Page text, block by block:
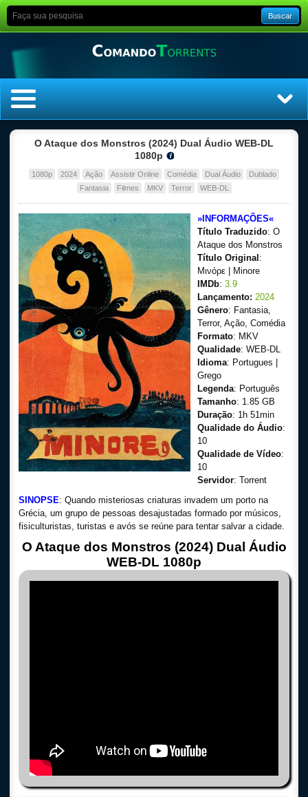
Buscar
Filmes
Dublado
Legendado
O Ataque dos Monstros (2024) Dual Áudio WEB-DL
1080p
1080p 2024 Ação Assistir Online Comédia Dual Áudio
Dublado
Fantasia
Filmes MKV Terror WEB-DL
»INFORMAÇÕES«
Título Traduzido: O
Ataque dos Monstros
Título Original :
Μινόρε | Minore
IMDb: 3.9
Lançamento: 2024
Gênero: Fantasia,
Terror, Ação, Comédia
Formato: MKV
Qualidade: WEB-DL
Idioma: Portugues |
Grego
Legenda: Português
Tamanho: 1.85 GB
Duração: 1h 51min
Qualidade do Áudio:
10
Qualidade de Vídeo:
10
Servidor: Torrent
SINOPSE: Quando misteriosas criaturas invadem um porto na
Grécia, um grupo de pessoas desajustadas formado por músicos,
fisiculturistas, turistas e avós se reúne para tentar salvar a cidade.
O Ataque dos Monstros (2024) Dual Áudio
WEB-DL 1080p